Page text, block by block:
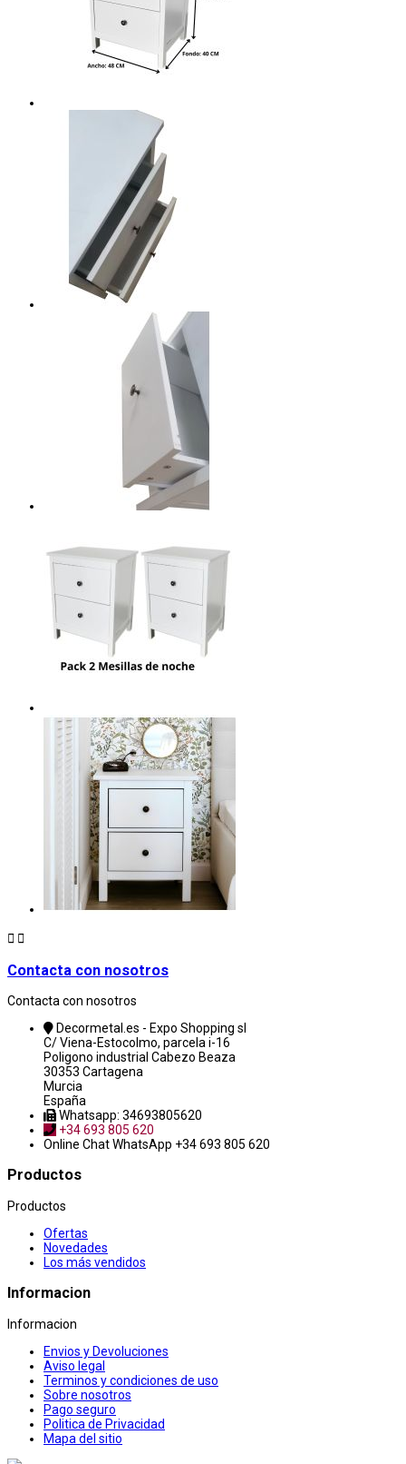
 
Contacta con nosotros
Contacta con nosotros
Decormetal.es - Expo Shopping sl
C/ Viena-Estocolmo, parcela i-16
Poligono industrial Cabezo Beaza
30353 Cartagena
Murcia
España
Whatsapp: 34693805620
+34 693 805 620
Online ChatWhatsApp +34 693 805 620
Productos
Productos
Ofertas
Novedades
Los más vendidos
Informacion
Informacion
Envios y Devoluciones
Aviso legal
Terminos y condiciones de uso
Sobre nosotros
Pago seguro
Politica de Privacidad
Mapa del sitio